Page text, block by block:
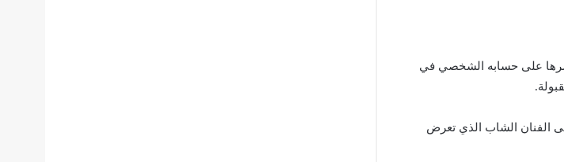
على حسابه الشخصي في
الفنان الشاب الذي تعرض